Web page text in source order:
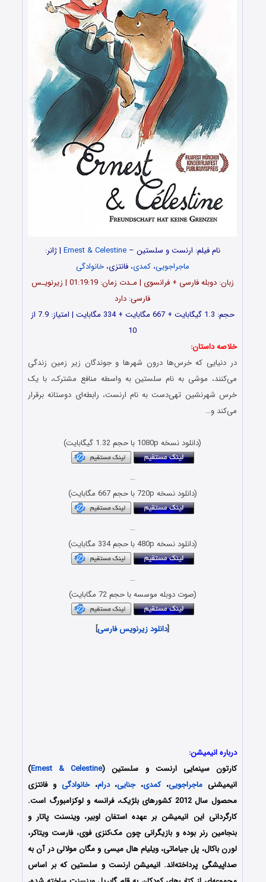
نام فیلم: ارنست و سلستین –Ernest & Celestine | ژانر:
ماجراجویی،کمدی، فانتزی،خانوادگی
زبان: دوبله فارسی + فرانسوی | مـدت زمان: 01:19:19 | زیرنویـس
فارسی: دارد
حجم: 1.3 گیگابایت + 667 مگابایت + 334 مگابایت | امتیاز: 7.9 از
10
خلاصه داستان:
در دنیایی که خرس‌ها درون شهرها و جوندگان زیر زمین زندگی
می‌کنند، موشی به نام سلستین به واسطه منافع مشترک، با یک
خرس شهر‌نشین تهی‌دست به نام ارنست، رابطه‌ای دوستانه برقرار
می‌کند و…
(دانلود نسخه 1080p با حجم 1.32 گیگابایت)
…
(دانلود نسخه 720p با حجم 667 مگابایت)
…
(دانلود نسخه 480p با حجم 334 مگابایت)
…
(صوت دوبله موسسه با حجم 72 مگابایت)
[دانلود زیرنویس فارسی]
درباره انیمیشن:
کارتون سینمایی ارنست و سلستین (Ernest & Celestine
)
انیمیشنی ماجراجویی،کمدی،جنایی،درام،خانوادگی و فانتزی
محصول سال 2012 کشورهای بلژیک، فرانسه و لوکزامبورگ است.
کارگردانی این انیمیشن بر عهده استفان اوبیر، وینسنت پاتار و
بنجامین رنر بوده‌ و بازیگرانی چون مک‌کنزی فوی، فارست ویتاکر،
لورن باکال، پل جیاماتی، ویلیام هال میسی و مگان مولالی در آن به
صداپیشگی پرداخته‌اند. انیمیشن ارنست و سلستین که بر اساس